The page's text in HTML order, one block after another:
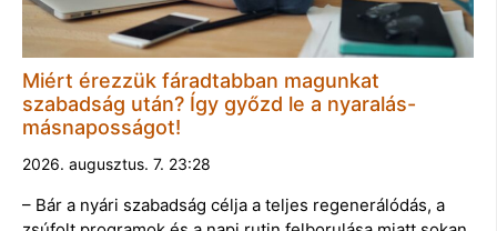
Miért érezzük fáradtabban magunkat
szabadság után? Így győzd le a nyaralás-
másnaposságot!
2026. augusztus. 7. 23:28
– Bár a nyári szabadság célja a teljes regenerálódás, a